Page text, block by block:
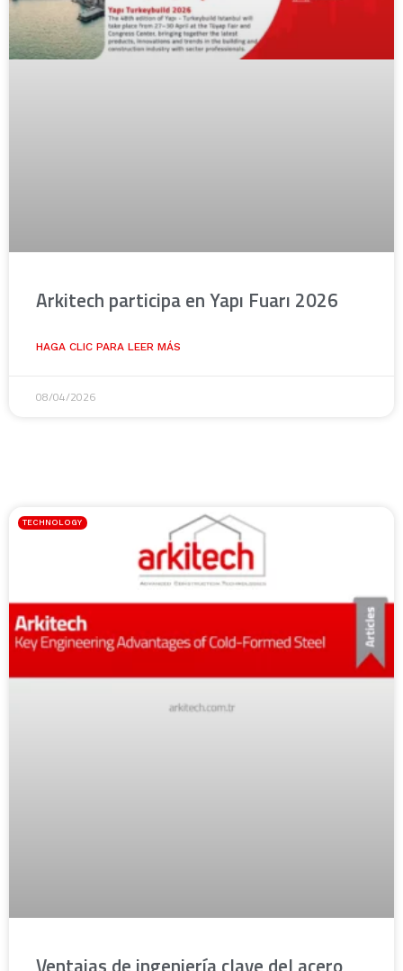
Arkitech participa en Yapı Fuarı 2026
HAGA CLIC PARA LEER MÁS
08/04/2026
TECHNOLOGY